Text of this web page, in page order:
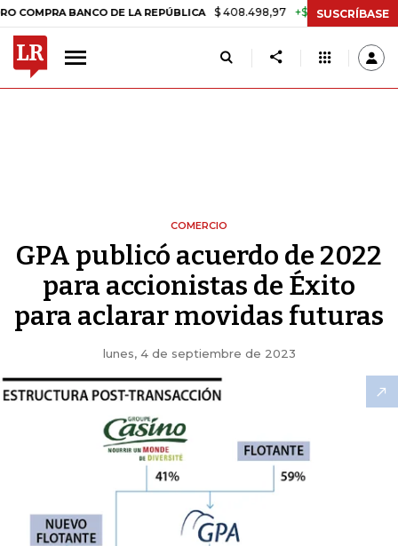
BANCO DE LA REPÚBLICA $ 408.498,97 +$ 8.753,81 +2,19%
SUSCRÍBASE
COMERCIO
GPA publicó acuerdo de 2022
para accionistas de Éxito
para aclarar movidas futuras
lunes, 4 de septiembre de 2023